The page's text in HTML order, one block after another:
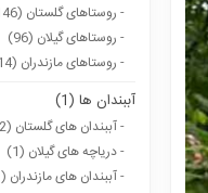
- روستاهای گلستان (146)
- روستاهای گیلان (96)
- روستاهای مازندران (114)
آببندان ها (1)
- آببندان های گلستان (12)
- دریاچه های گیلان (1)
- آببندان های مازندران (1)